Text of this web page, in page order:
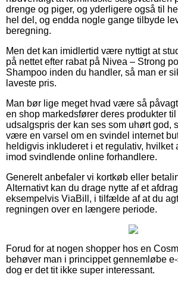
drenge og piger, og yderligere også til
hel del, og endda nogle gange tilbyde
beregning.
Men det kan imidlertid være nyttigt at
på nettet efter rabat på Nivea – Strong
Shampoo inden du handler, så man er
laveste pris.
Man bør lige meget hvad være så
en shop markedsfører deres produkter
udsalgspris der kan ses som uhørt god,
være en varsel om en svindel internet
heldigvis inkluderet i et regulativ, hvilket
imod svindlende online forhandlere.
Generelt anbefaler vi kortkøb eller
Alternativt kan du drage nytte af et
eksempelvis ViaBill, i tilfælde af at du
regningen over en længere periode.
Forud for at nogen shopper hos en
behøver man i princippet gennemløbe
dog er det tit ikke super interessant.